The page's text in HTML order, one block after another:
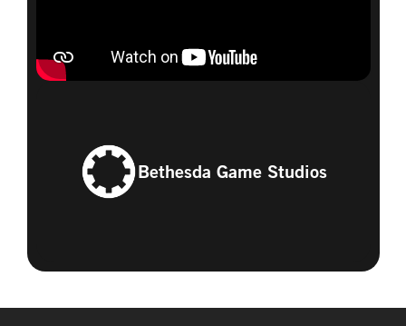
Bethesda Game Studios